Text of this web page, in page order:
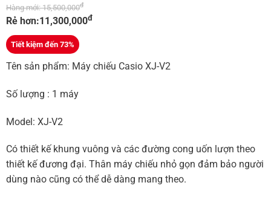
Hàng mới:15,500,000đ
Rẻ hơn:11,300,000đ
Tiết kiệm đến 73%
Tên sản phẩm: Máy chiếu Casio XJ-V2
Số lượng : 1 máy
Model: XJ-V2
Có thiết kế khung vuông và các đường cong uốn lượn theo
thiết kế đương đại. Thân máy chiếu nhỏ gọn đảm bảo người
dùng nào cũng có thể dễ dàng mang theo.